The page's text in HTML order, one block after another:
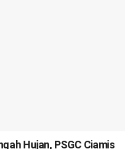
Hujan, PSGC Ciamis